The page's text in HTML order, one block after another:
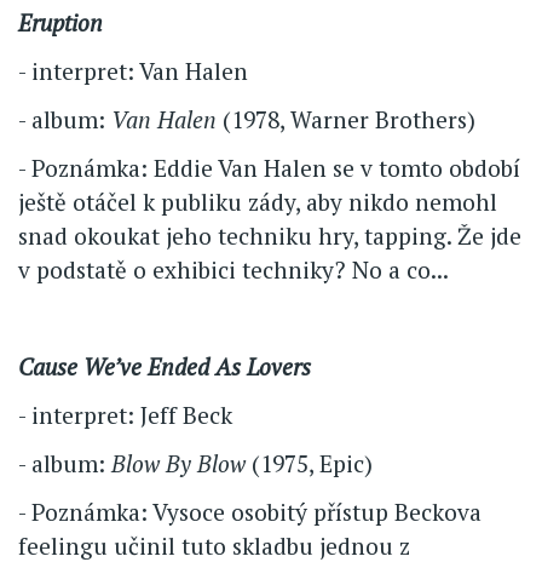
Eruption
- interpret: Van Halen
- album: Van Halen (1978, Warner Brothers)
- Poznámka: Eddie Van Halen se v tomto období
ještě otáčel k publiku zády, aby nikdo nemohl
snad okoukat jeho techniku hry, tapping. Že jde
v podstatě o exhibici techniky? No a co...
Cause We’ve Ended As Lovers
- interpret: Jeff Beck
- album: Blow By Blow(1975, Epic)
- Poznámka: Vysoce osobitý přístup Beckova
feelingu učinil tuto skladbu jednou z